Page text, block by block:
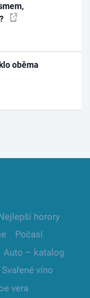
oběma
horory
Počasí
Auto – katalog
Svařené víno
vera